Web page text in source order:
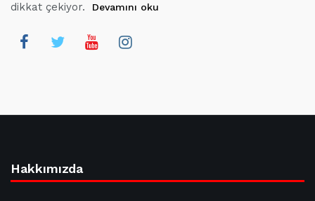
dikkat çekiyor.
Devamını oku
Hakkımızda